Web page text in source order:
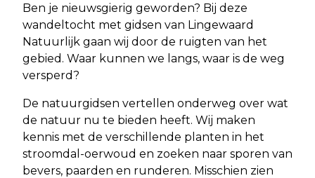
Ben je nieuwsgierig geworden? Bij deze
wandeltocht met gidsen van Lingewaard
Natuurlijk gaan wij door de ruigten van het
gebied. Waar kunnen we langs, waar is de weg
versperd?
De natuurgidsen vertellen onderweg over wat
de natuur nu te bieden heeft. Wij maken
kennis met de verschillende planten in het
stroomdal-oerwoud en zoeken naar sporen van
bevers, paarden en runderen. Misschien zien